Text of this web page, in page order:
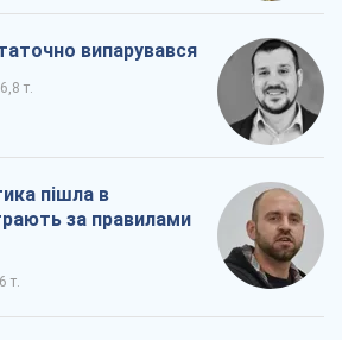
випарувався
6,8 т.
пішла в
за правилами
т.